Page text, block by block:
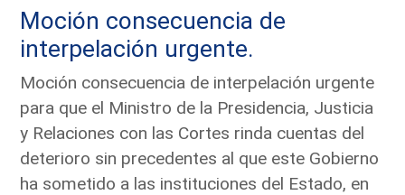
Moción consecuencia de
interpelación urgente.
Moción consecuencia de interpelación urgente
para que el Ministro de la Presidencia, Justicia
y Relaciones con las Cortes rinda cuentas del
deterioro sin precedentes al que este Gobierno
ha sometido a las instituciones del Estado, en